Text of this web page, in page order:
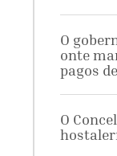
O
onte
pagos
O